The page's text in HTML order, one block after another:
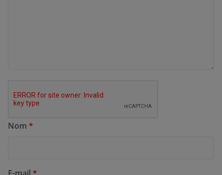
Nom *